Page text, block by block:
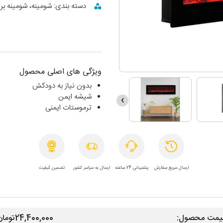
›
دسته بندی: شومینه، شومینه
ویژگی های اصلی محصول
بدون نیاز به دودکش
شیشه ایمن
ترموستات ایمنی
ارسال سریع سفارش پشتیبانی 24 ساعته ارسال به سراسر کشور تضمین کیفیت
محصول: 24,400,000تومان